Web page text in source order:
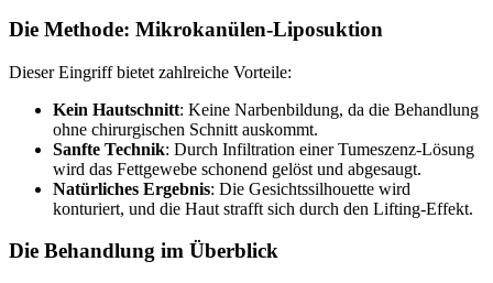
Die Methode: Mikrokanülen-Liposuktion
Dieser Eingriff bietet zahlreiche Vorteile:
Kein Hautschnitt: Keine Narbenbildung, da die Behandlung
ohne chirurgischen Schnitt auskommt.
Sanfte Technik: Durch Infiltration einer Tumeszenz-Lösung
wird das Fettgewebe schonend gelöst und abgesaugt.
Natürliches Ergebnis: Die Gesichtssilhouette wird
konturiert, und die Haut strafft sich durch den Lifting-Effekt.
Die Behandlung im Überblick